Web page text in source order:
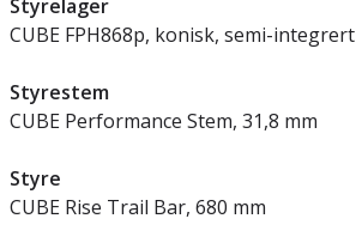
Styrelager
CUBE FPH868p, konisk, semi-integrert
Styrestem
CUBE Performance Stem, 31,8 mm
Styre
CUBE Rise Trail Bar, 680 mm